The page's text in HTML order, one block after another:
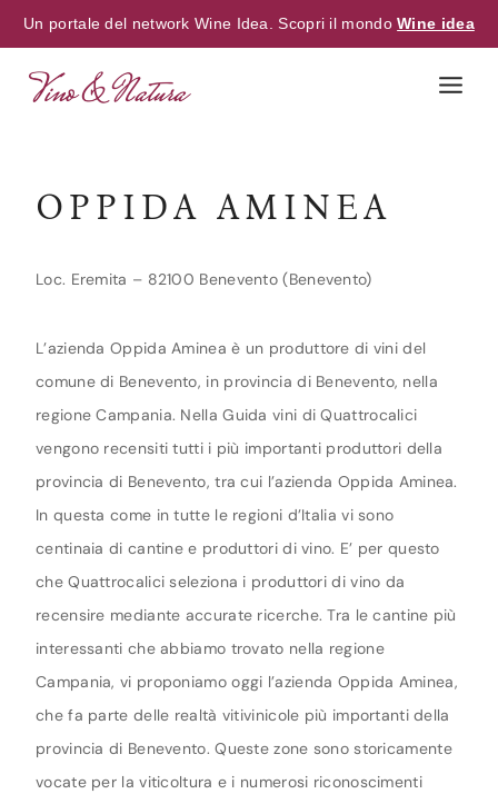
Un portale del network Wine Idea. Scopri il mondoWine idea
OPPIDA AMINEA
Loc. Eremita – 82100 Benevento (Benevento)
L’azienda Oppida Aminea è un produttore di vini del
comune di Benevento, in provincia di Benevento, nella
regione Campania. Nella Guida vini di Quattrocalici
vengono recensiti tutti i più importanti produttori della
provincia di Benevento, tra cui l’azienda Oppida Aminea.
In questa come in tutte le regioni d’Italia vi sono
centinaia di cantine e produttori di vino. E’ per questo
che Quattrocalici seleziona i produttori di vino da
recensire mediante accurate ricerche. Tra le cantine più
interessanti che abbiamo trovato nella regione
Campania, vi proponiamo oggi l’azienda Oppida Aminea,
che fa parte delle realtà vitivinicole più importanti della
provincia di Benevento. Queste zone sono storicamente
vocate per la viticoltura e i numerosi riconoscimenti